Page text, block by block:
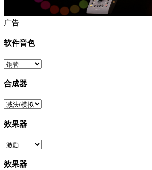
广告
软件音色
合成器
效果器
效果器